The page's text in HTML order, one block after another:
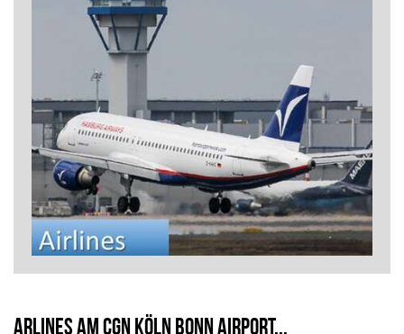
Arlines am CGN Köln Bonn Airport...